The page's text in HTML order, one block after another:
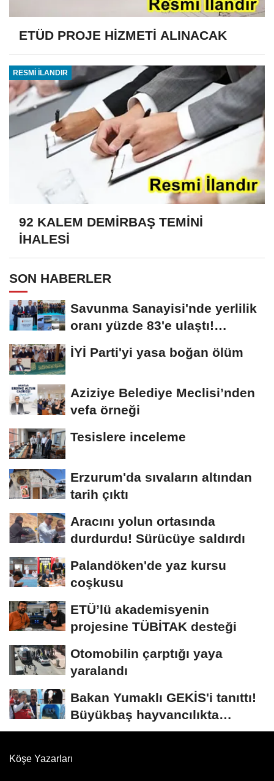
ETÜD PROJE HİZMETİ ALINACAK
RESMİ İLANDIR
92 KALEM DEMİRBAŞ TEMİNİ
İHALESİ
SON HABERLER
Savunma Sanayisi'nde yerlilik
oranı yüzde 83'e ulaştı!
Erzurum da...
İYİ Parti'yi yasa boğan ölüm
Aziziye Belediye Meclisi’nden
vefa örneği
Tesislere inceleme
Erzurum'da sıvaların altından
tarih çıktı
Aracını yolun ortasında
durdurdu! Sürücüye saldırdı
Palandöken'de yaz kursu
coşkusu
ETÜ’lü akademisyenin
projesine TÜBİTAK desteği
Otomobilin çarptığı yaya
yaralandı
Bakan Yumaklı GEKİS'i tanıttı!
Büyükbaş hayvancılıkta
"dijital...
Köşe Yazarları